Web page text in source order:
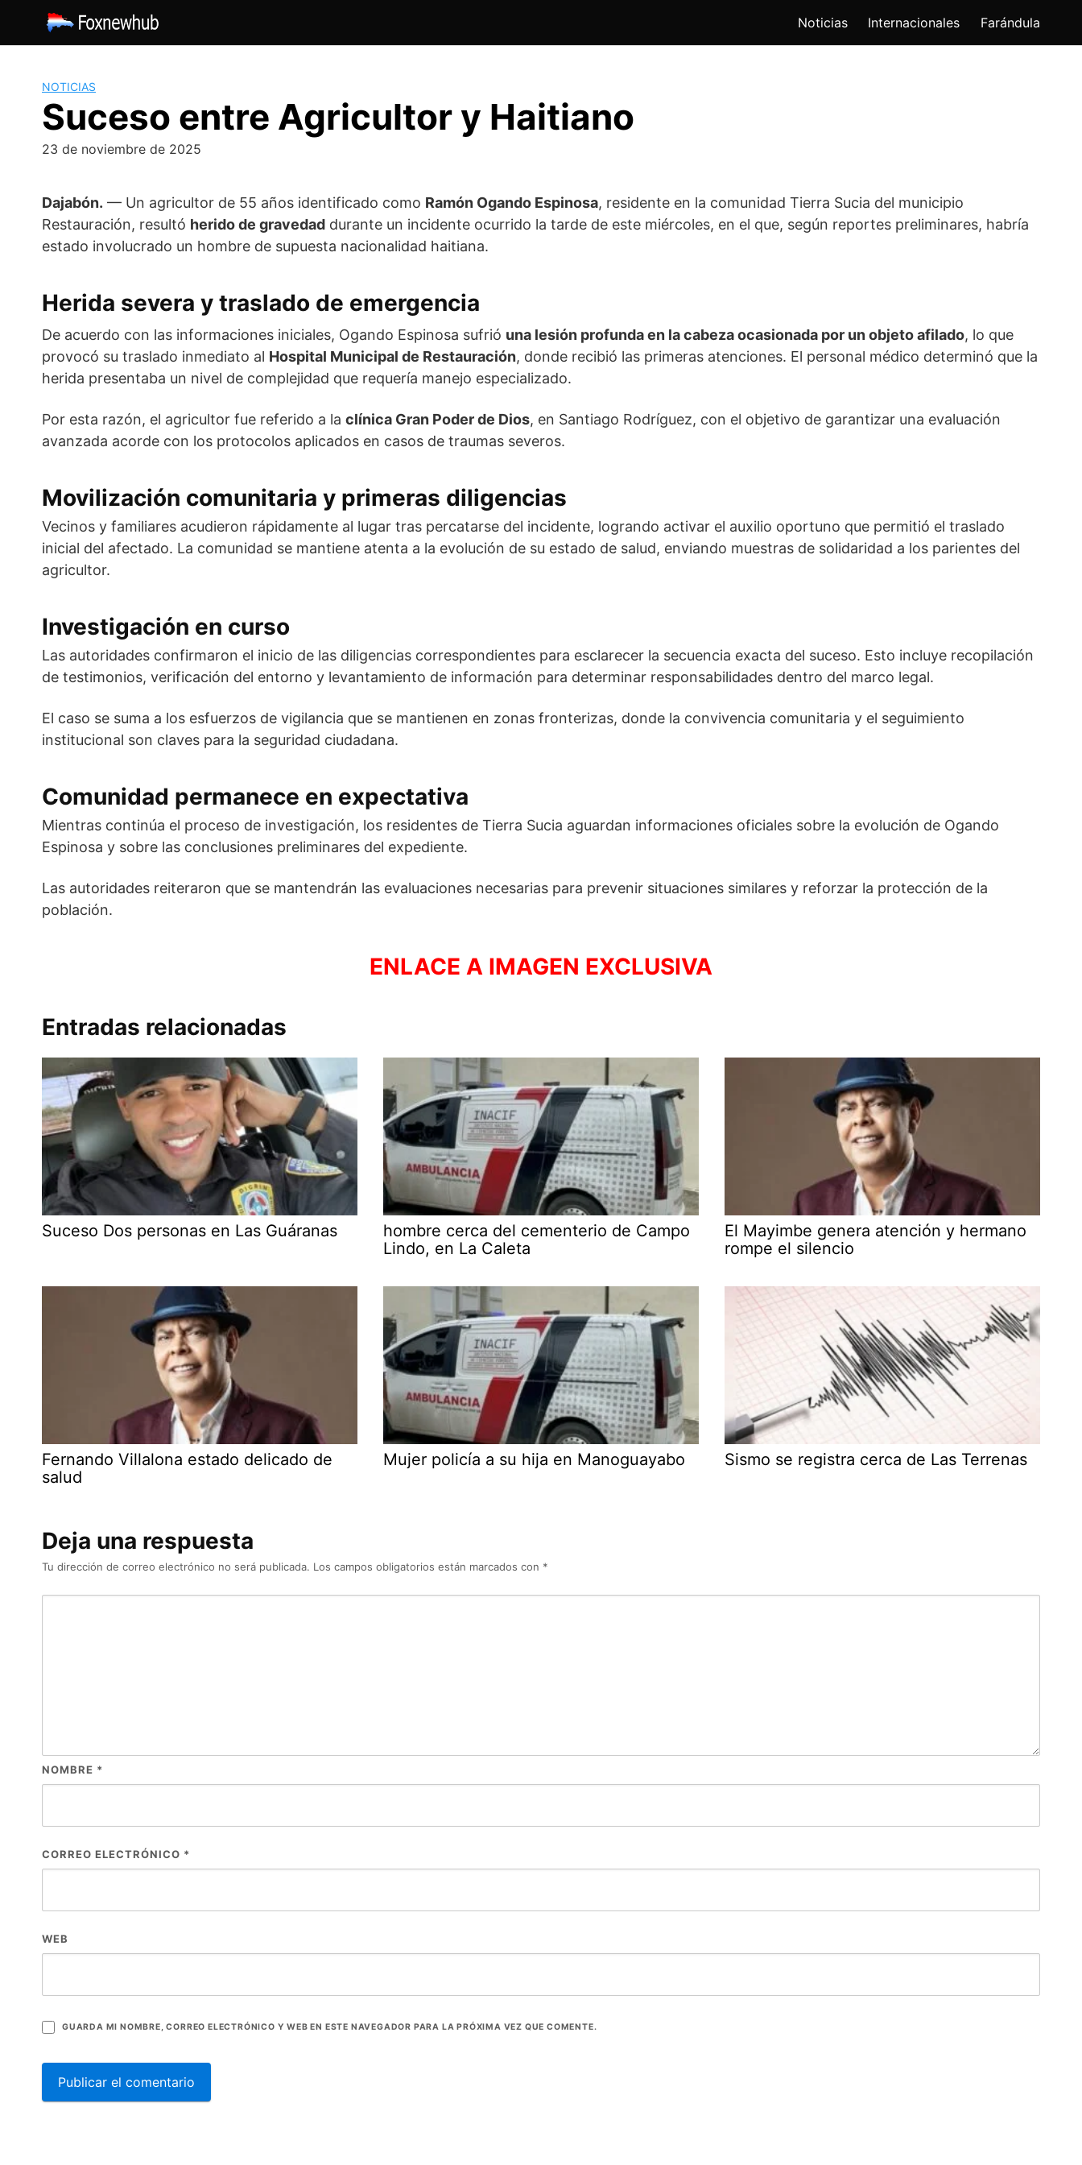
contenido
Noticias Internacionales Farándula
NOTICIAS
Suceso entre Agricultor y Haitiano
23 de noviembre de 2025
Dajabón. — Un agricultor de 55 años identificado como Ramón Ogando Espinosa, residente en la comunidad Tierra Sucia del municipio
Restauración, resultó herido de gravedad durante un incidente ocurrido la tarde de este miércoles, en el que, según reportes preliminares, habría
estado involucrado un hombre de supuesta nacionalidad haitiana.
Herida severa y traslado de emergencia
De acuerdo con las informaciones iniciales, Ogando Espinosa sufrió una lesión profunda en la cabeza ocasionada por un objeto afilado, lo que
provocó su traslado inmediato al Hospital Municipal de Restauración, donde recibió las primeras atenciones. El personal médico determinó que la
herida presentaba un nivel de complejidad que requería manejo especializado.
Por esta razón, el agricultor fue referido a la clínica Gran Poder de Dios, en Santiago Rodríguez, con el objetivo de garantizar una evaluación
avanzada acorde con los protocolos aplicados en casos de traumas severos.
Movilización comunitaria y primeras diligencias
Vecinos y familiares acudieron rápidamente al lugar tras percatarse del incidente, logrando activar el auxilio oportuno que permitió el traslado
inicial del afectado. La comunidad se mantiene atenta a la evolución de su estado de salud, enviando muestras de solidaridad a los parientes del
agricultor.
Investigación en curso
Las autoridades confirmaron el inicio de las diligencias correspondientes para esclarecer la secuencia exacta del suceso. Esto incluye recopilación
de testimonios, verificación del entorno y levantamiento de información para determinar responsabilidades dentro del marco legal.
El caso se suma a los esfuerzos de vigilancia que se mantienen en zonas fronterizas, donde la convivencia comunitaria y el seguimiento
institucional son claves para la seguridad ciudadana.
Comunidad permanece en expectativa
Mientras continúa el proceso de investigación, los residentes de Tierra Sucia aguardan informaciones oficiales sobre la evolución de Ogando
Espinosa y sobre las conclusiones preliminares del expediente.
Las autoridades reiteraron que se mantendrán las evaluaciones necesarias para prevenir situaciones similares y reforzar la protección de la
población.
ENLACE A IMAGEN EXCLUSIVA
Entradas relacionadas
Suceso Dos personas en Las Guáranas
hombre cerca del cementerio de Campo
Lindo, en La Caleta
El Mayimbe genera atención y hermano
rompe el silencio
Fernando Villalona estado delicado de
salud
Mujer policía a su hija en Manoguayabo Sismo se registra cerca de Las Terrenas
Deja una respuesta
Tu dirección de correo electrónico no será publicada. Los campos obligatorios están marcados con *
NOMBRE *
CORREO ELECTRÓNICO *
WEB
GUARDA MI NOMBRE, CORREO ELECTRÓNICO Y WEB EN ESTE NAVEGADOR PARA LA PRÓXIMA VEZ QUE COMENTE.